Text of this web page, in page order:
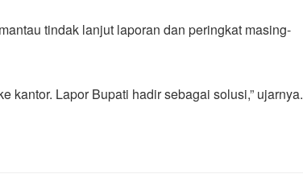
tindak lanjut laporan dan peringkat masing-
kantor. Lapor Bupati hadir sebagai solusi,” ujarnya.